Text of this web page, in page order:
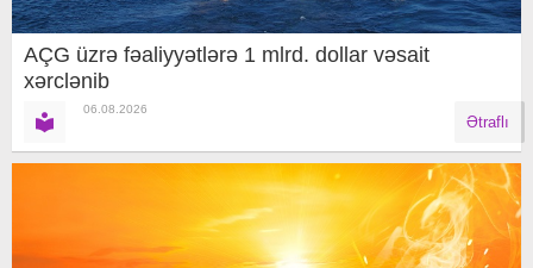
AÇG üzrə fəaliyyətlərə 1 mlrd. dollar vəsait
xərclənib
06.08.2026
Ətraflı